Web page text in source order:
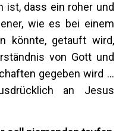
ist, dass ein roher und
wie es bei einem
könnte, getauft wird,
von Gott und
gegeben wird ...
an Jesus